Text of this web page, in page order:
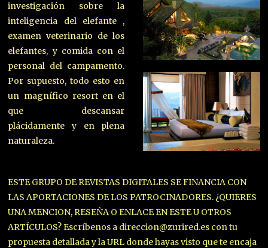
investigación sobre la
inteligencia del elefante ,
examen veterinario de los
elefantes, y comida con el
personal del campamento.
Por supuesto, todo esto en
un magnífico resort en el
que descansar
plácidamente y en plena
naturaleza.
ESTE GRUPO DE REVISTAS DIGITALES SE FINANCIA CON
LAS APORTACIONES DE LOS PATROCINADORES. ¿QUIERES
UNA MENCION, RESEÑA O ENLACE EN ESTE U OTROS
ARTÍCULOS? Escríbenos a direccion@zurired.es con tu
propuesta detallada y la URL donde hayas visto que te encaja